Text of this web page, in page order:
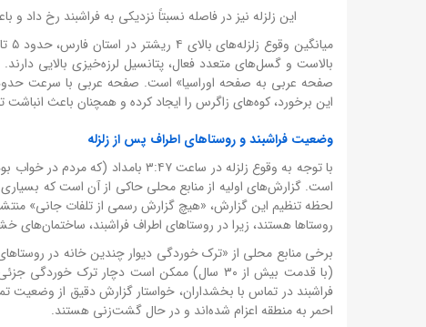
این زلزله نیز در فاصله نسبتاً نزدیکی به فراشبند رخ داد
بالاست و گسل‌های متعدد فعال، پتانسیل لرزه‌خیزی بالایی
این برخورد، کوه‌های زاگرس را ایجاد کرده و همچنان باعث
وضعیت فراشبند و روستاهای اطراف پس از زلزله
با توجه به وقوع زلزله در ساعت
است. گزارش‌های اولیه از منابع محلی حاکی از آن است که بسیاری
لحظه تنظیم این گزارش، «هیچ گزارش رسمی از تلفات جانی»
روستاها هستند، زیرا در روستاهای اطراف فراشبند،
برخی منابع محلی از «ترک خوردگی دیوار چندین خانه در
(با قدمت بیش از ۳۰ سال) ممکن است دچار ترک
فراشبند در تماس با بخشداران، خواستار گزارش دقیق از وضعیت
احمر به منطقه اعزام شده‌اند و در حال گشت‌زنی هستند.